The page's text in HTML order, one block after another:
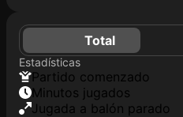
Total
Estadísticas
partido comenzado
minutos jugados
jugada a balón parado